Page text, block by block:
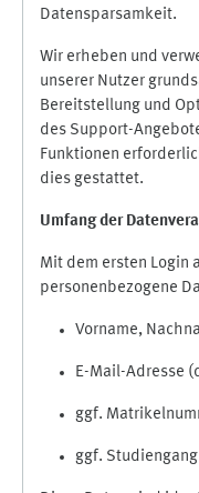
Datensparsamkeit.
Wir erheben und
unserer Nutzer
Bereitstellung und
des Support-
Funktionen
dies gestattet.
Umfang der
Mit dem ersten Login
personenbezogene
Vorname,
E-Mail-Adresse
ggf.
ggf.